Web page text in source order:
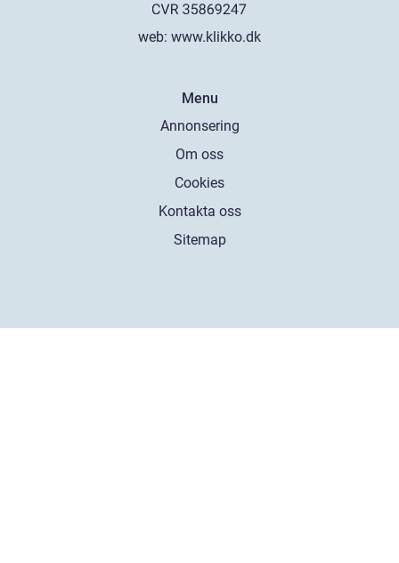
web: www.klikko.dk
Menu
Annonsering
Om oss
Cookies
Kontakta oss
Sitemap